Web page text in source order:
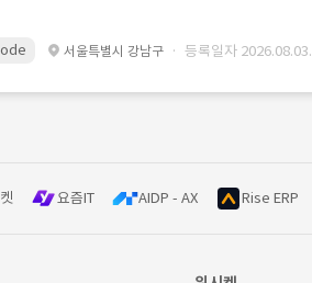
서울특별시 강남구 · 등록일자 2026.08.03.
요즘IT AIDP - AX Rise ERP